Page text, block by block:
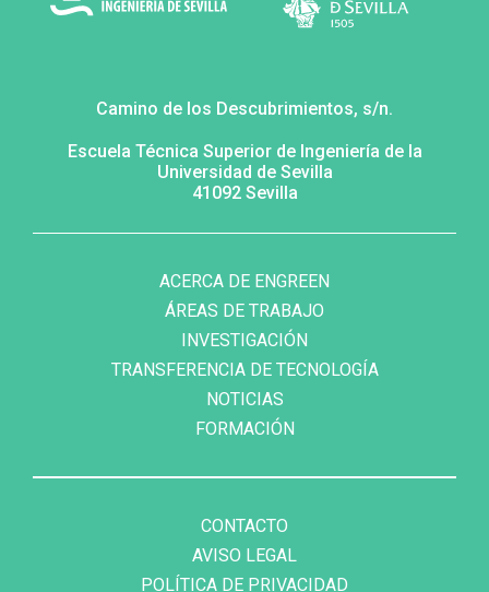
Camino de los Descubrimientos, s/n.
Escuela Técnica Superior de Ingeniería de la
Universidad de Sevilla
41092 Sevilla
MENÚ
ACERCA DE ENGREEN
ÁREAS DE TRABAJO
INVESTIGACIÓN
TRANSFERENCIA DE TECNOLOGÍA
NOTICIAS
FORMACIÓN
FOOTER
CONTACTO
AVISO LEGAL
POLÍTICA DE PRIVACIDAD